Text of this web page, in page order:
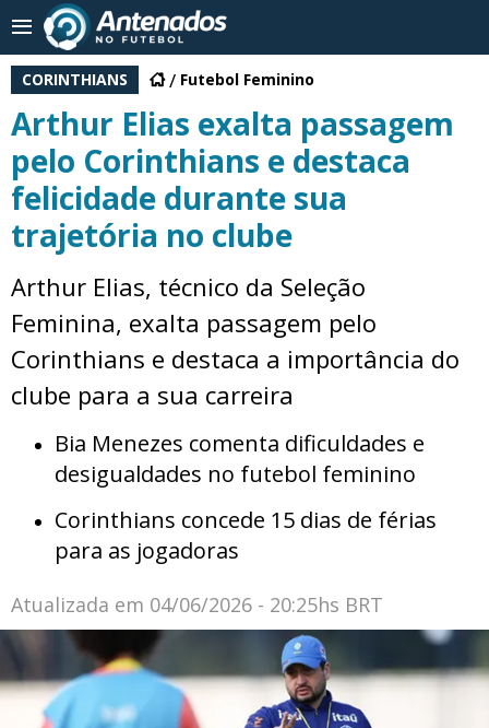
CORINTHIANS Futebol Feminino
Arthur Elias exalta passagem
pelo Corinthians e destaca
felicidade durante sua
trajetória no clube
Arthur Elias, técnico da Seleção
Feminina, exalta passagem pelo
Corinthians e destaca a importância do
clube para a sua carreira
Bia Menezes comenta dificuldades e
desigualdades no futebol feminino
Corinthians concede 15 dias de férias
para as jogadoras
Atualizada em 04/06/2026 - 20:25hs BRT